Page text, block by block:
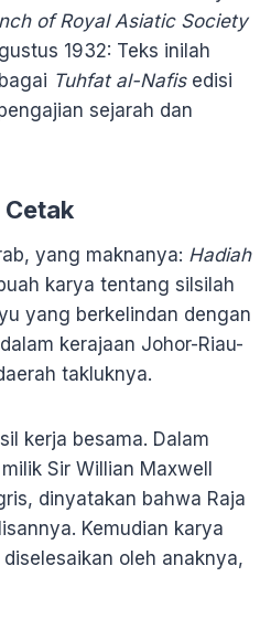
of Royal Asiatic Society
1932: Teks inilah
Tuhfat al-Nafisedisi
sejarah dan
Cetak
yang maknanya: Hadiah
karya tentang silsilah
yang berkelindan dengan
kerajaan Johor-Riau-
takluknya.
kerja besama. Dalam
Sir Willian Maxwell
dinyatakan bahwa Raja
Kemudian karya
oleh anaknya,